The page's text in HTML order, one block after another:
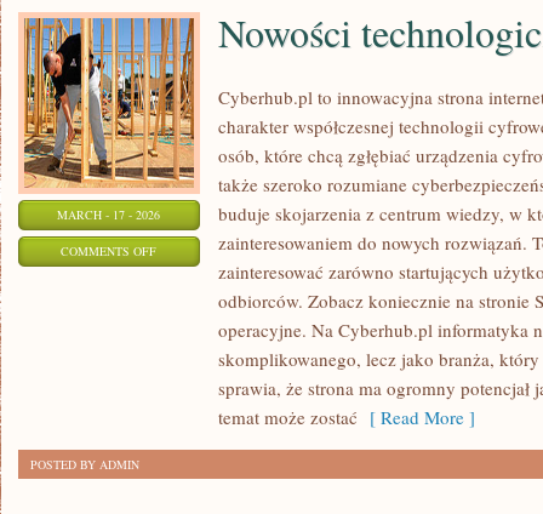
MARCH - 17 - 2026
COMMENTS OFFON
TECHNOLOGICZNE
Nowości
Cyberhub.pl to innowacyjna strona
charakter współczesnej technologii
osób, które chcą zgłębiać urządzenia
także szeroko rozumiane
buduje skojarzenia z centrum wiedzy, w
zainteresowaniem do nowych rozwiązań.
zainteresować zarówno startujących
odbiorców. Zobacz koniecznie na stronie
operacyjne. Na Cyberhub.pl informatyka
skomplikowanego, lecz jako branża, który
sprawia, że strona ma ogromny
temat może zostać [ Read More ]
POSTED BY ADMIN